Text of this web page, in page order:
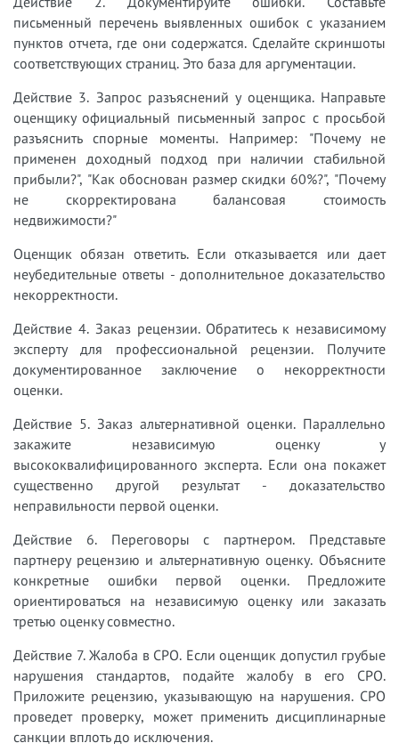
письменный перечень выявленных ошибок с указанием
пунктов отчета, где они содержатся. Сделайте скриншоты
соответствующих страниц. Это база для аргументации.
Действие 3. Запрос разъяснений у оценщика. Направьте
оценщику официальный письменный запрос с просьбой
разъяснить спорные моменты. Например: "Почему не
применен доходный подход при наличии стабильной
прибыли?", "Как обоснован размер скидки 60%?", "Почему
не скорректирована балансовая стоимость
недвижимости?"
Оценщик обязан ответить. Если отказывается или дает
неубедительные ответы - дополнительное доказательство
некорректности.
Действие 4. Заказ рецензии. Обратитесь к независимому
эксперту для профессиональной рецензии. Получите
документированное заключение о некорректности
оценки.
Действие 5. Заказ альтернативной оценки. Параллельно
закажите независимую оценку у
высококвалифицированного эксперта. Если она покажет
существенно другой результат - доказательство
неправильности первой оценки.
Действие 6. Переговоры с партнером. Представьте
партнеру рецензию и альтернативную оценку. Объясните
конкретные ошибки первой оценки. Предложите
ориентироваться на независимую оценку или заказать
третью оценку совместно.
Действие 7. Жалоба в СРО. Если оценщик допустил грубые
нарушения стандартов, подайте жалобу в его СРО.
Приложите рецензию, указывающую на нарушения. СРО
проведет проверку, может применить дисциплинарные
санкции вплоть до исключения.